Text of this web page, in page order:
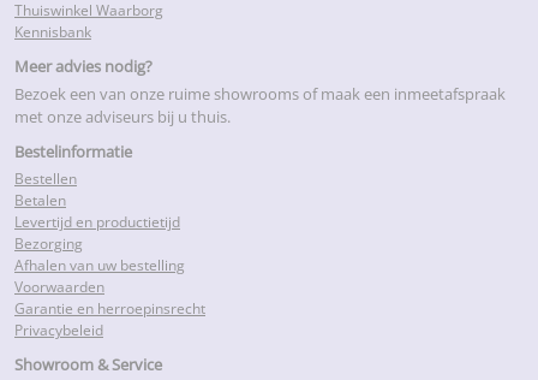
Thuiswinkel Waarborg
Kennisbank
Meer advies nodig?
Bezoek een van onze ruime showrooms of maak een inmeetafspraak
met onze adviseurs bij u thuis.
Bestelinformatie
Bestellen
Betalen
Levertijd en productietijd
Bezorging
Afhalen van uw bestelling
Voorwaarden
Garantie en herroepinsrecht
Privacybeleid
Showroom & Service